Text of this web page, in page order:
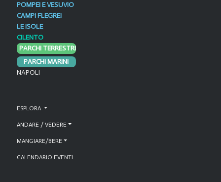
POMPEI E VESUVIO
CAMPI FLEGREI
LE ISOLE
CILENTO
PARCHI TERRESTRI
PARCHI MARINI
NAPOLI
ESPLORA
ANDARE / VEDERE
MANGIARE/BERE
CALENDARIO EVENTI